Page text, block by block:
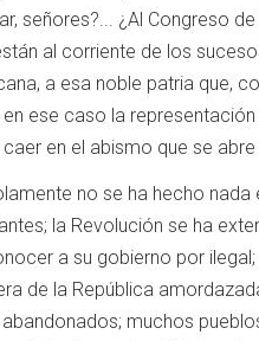
señores?... ¿Al Congreso
al corriente de los
a esa noble patria que,
ese caso la
en el abismo que se abre
no se ha hecho
la Revolución se ha
a su gobierno por
de la República
muchos